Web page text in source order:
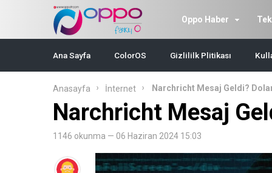
Oppo Haber
Ana Sayfa ColorOS Gizlililk Plitikası
Anasayfa İnternet Narchricht Mesaj Geldi?
Narchricht Mesaj
1146 okunma — 06 Haziran 2024 15:03